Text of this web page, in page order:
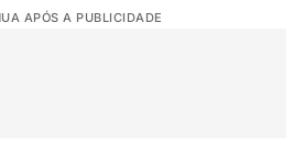
APÓS A PUBLICIDADE